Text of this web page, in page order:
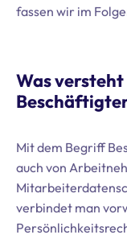
fassen wir im
Was
Mit dem Begriff
auch von
verbindet man